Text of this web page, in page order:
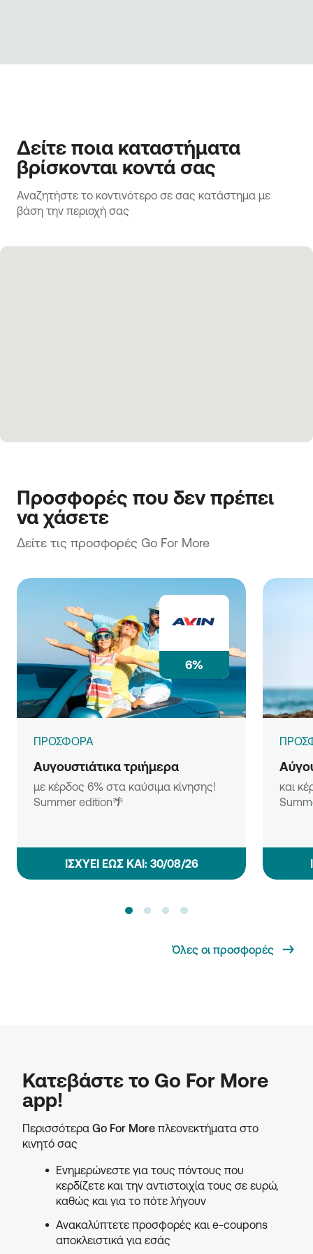
Δείτε ποια καταστήματα
βρίσκονται κοντά σας
Αναζητήστε το κοντινότερο σε σας κατάστημα με
βάση την περιοχή σας
Προσφορές που δεν πρέπει
να χάσετε
Δείτε τις προσφορές Go For More
6%
ΠΡΟΣΦΟΡΑ
Αυγουστιάτικα τριήμερα
με κέρδος 6% στα καύσιμα κίνησης!
Summer edition🌴
ΙΣΧΥΕΙ ΕΩΣ ΚΑΙ: 30/08/26
και
Όλες οι προσφορές
Κατεβάστε το Go For More
app!
Περισσότερα Go For More πλεονεκτήματα στο
κινητό σας
Ενημερώνεστε για τους πόντους που
κερδίζετε και την αντιστοιχία τους σε ευρώ,
καθώς και για το πότε λήγουν
Ανακαλύπτετε προσφορές και e-coupons
αποκλειστικά για εσάς